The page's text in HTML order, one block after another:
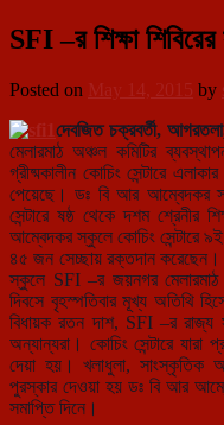
SFI –র শিক্ষা
Posted on May 14, 2015 by
দেবজিত চক্রবর্তী,
মেলারমাঠ অঞ্চল কমিটির
গ্রীষ্মকালীন কোচিং সেন্টারে
পেয়েছে। ডঃ বি আর আম্বেদকর
সেন্টারে ষষ্ঠ থেকে দশম শ্রেনীর
আম্বেদকর স্কুলে কোচিং সেন্টারে ৯ই
৪৫ জন সেচ্ছায় রক্তদান
স্কুলে SFI –র জয়নগর মেলারমাঠ
দিবসে বৃহস্পতিবার মূখ্য অতিথি
বিধায়ক রতন দাশ, SFI –র রাজ্য
অন্যান্যরা। কোচিং সেন্টারে যারা
দেয়া হয়। খলাধুলা, সাংস্কৃতিক
পুরস্কার দেওয়া হয় ডঃ বি আর
সমাপ্তি দিনে।